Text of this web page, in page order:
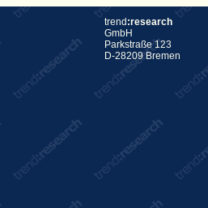
trend :research
GmbH
Parkstraße 123
D-28209 Bremen